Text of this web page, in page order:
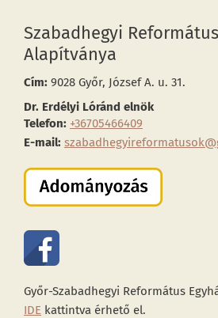
Szabadhegyi
Alapítványa
Cím: 9028 Győr, József A. u. 31.
Dr. Erdélyi Lóránd elnök
Telefon: +36705466409
E-mail:
Győr-Szabadhegyi Református
IDE kattintva érhető el.